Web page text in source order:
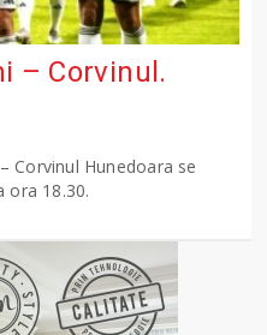
– Corvinul.
Corvinul Hunedoara se
ora 18.30.